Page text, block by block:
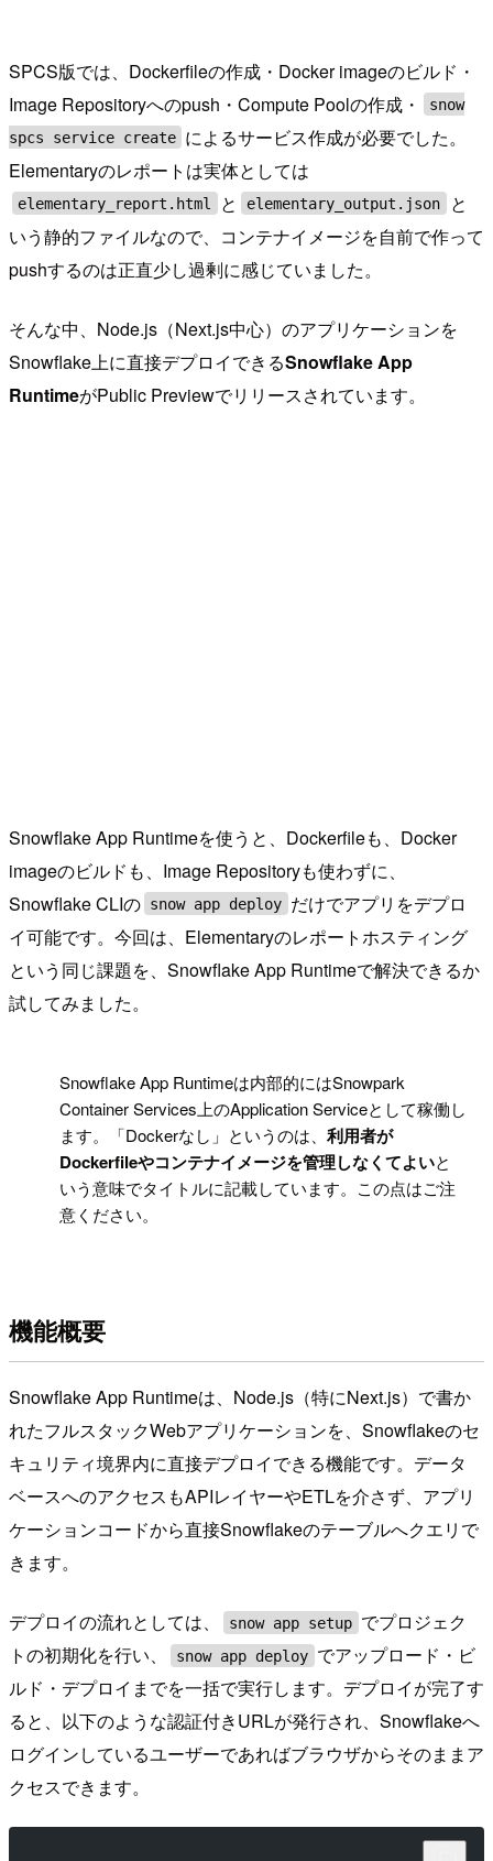
SPCS版では、Dockerfileの作成・Docker imageのビルド・
Image Repositoryへのpush・Compute Poolの作成・
snow
spcs service create によるサービス作成が必要でした。
Elementaryのレポートは実体としては
elementary_report.html と elementary_output.json
と
いう静的ファイルなので、コンテナイメージを自前で作って
pushするのは正直少し過剰に感じていました。
そんな中、Node.js（Next.js中心）のアプリケーションを
Snowflake上に直接デプロイできるSnowflake App
RuntimeがPublic Previewでリリースされています。
Snowflake App Runtimeを使うと、Dockerfileも、Docker
imageのビルドも、Image Repositoryも使わずに、
Snowflake CLIの snow app deploy だけでアプリをデプロ
イ可能です。今回は、Elementaryのレポートホスティング
という同じ課題を、Snowflake App Runtimeで解決できるか
試してみました。
Snowflake App Runtimeは内部的にはSnowpark
Container Services上のApplication Serviceとして稼働し
ます。「Dockerなし」というのは、利用者が
Dockerfileやコンテナイメージを管理しなくてよいと
いう意味でタイトルに記載しています。この点はご注
意ください。
機能概要
Snowflake App Runtimeは、Node.js（特にNext.js）で書か
れたフルスタックWebアプリケーションを、Snowflakeのセ
キュリティ境界内に直接デプロイできる機能です。データ
ベースへのアクセスもAPIレイヤーやETLを介さず、アプリ
ケーションコードから直接Snowflakeのテーブルへクエリで
きます。
デプロイの流れとしては、 snow app setup でプロジェク
トの初期化を行い、
snow app deploy でアップロード・ビ
ルド・デプロイまでを一括で実行します。デプロイが完了す
ると、以下のような認証付きURLが発行され、Snowflakeへ
ログインしているユーザーであればブラウザからそのままア
クセスできます。